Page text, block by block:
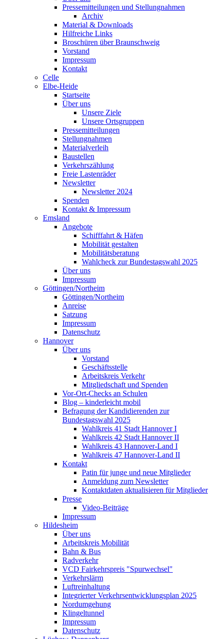
Pressemitteilungen und Stellungnahmen
Archiv
Material & Downloads
Hilfreiche Links
Broschüren über Braunschweig
Vorstand
Impressum
Kontakt
Celle
Elbe-Heide
Startseite
Über uns
Unsere Ziele
Unsere Ortsgruppen
Pressemitteilungen
Stellungnahmen
Materialverleih
Baustellen
Verkehrszählung
Freie Lastenräder
Newsletter
Newsletter 2024
Spenden
Kontakt & Impressum
Emsland
Angebote
Schifffahrt & Häfen
Mobilität gestalten
Mobilitätsberatung
Wahlcheck zur Bundestagswahl 2025
Über uns
Impressum
Göttingen/Northeim
Göttingen/Northeim
Anreise
Satzung
Impressum
Datenschutz
Hannover
Über uns
Vorstand
Geschäftsstelle
Arbeitskreis Verkehr
Mitgliedschaft und Spenden
Vor-Ort-Checks an Schulen
Blog – kinderleicht mobil
Befragung der Kandidierenden zur
Bundestagswahl 2025
Wahlkreis 41 Stadt Hannover I
Wahlkreis 42 Stadt Hannover II
Wahlkreis 43 Hannover-Land I
Wahlkreis 47 Hannover-Land II
Kontakt
Patin für junge und neue Mitglieder
Anmeldung zum Newsletter
Kontaktdaten aktualisieren für Mitglieder
Presse
Video-Beiträge
Impressum
Hildesheim
Über uns
Arbeitskreis Mobilität
Bahn & Bus
Radverkehr
VCD Fairkehrspreis "Spurwechsel"
Verkehrslärm
Luftreinhaltung
Integrierter Verkehrsentwicklungsplan 2025
Nordumgehung
Klingeltunnel
Impressum
Datenschutz